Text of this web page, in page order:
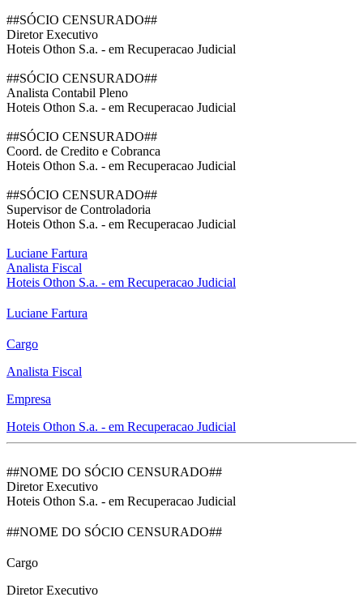
##SÓCIO CENSURADO##
Diretor Executivo
Hoteis Othon S.a. - em Recuperacao Judicial
##SÓCIO CENSURADO##
Analista Contabil Pleno
Hoteis Othon S.a. - em Recuperacao Judicial
##SÓCIO CENSURADO##
Coord. de Credito e Cobranca
Hoteis Othon S.a. - em Recuperacao Judicial
##SÓCIO CENSURADO##
Supervisor de Controladoria
Hoteis Othon S.a. - em Recuperacao Judicial
Luciane Fartura
Analista Fiscal
Hoteis Othon S.a. - em Recuperacao Judicial
Luciane Fartura
Cargo
Analista Fiscal
Empresa
Hoteis Othon S.a. - em Recuperacao Judicial
##NOME DO SÓCIO CENSURADO##
Diretor Executivo
Hoteis Othon S.a. - em Recuperacao Judicial
##NOME DO SÓCIO CENSURADO##
Cargo
Diretor Executivo